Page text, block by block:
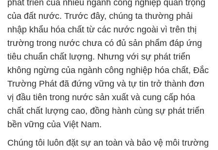
phát triển của nhiều ngành công nghiệp quan trọng
của đất nước. Trước đây, chúng ta thường phải
nhập khẩu hóa chất từ các nước ngoài vì trên thị
trường trong nước chưa có đủ sản phẩm đáp ứng
tiêu chuẩn chất lượng. Nhưng với sự phát triển
không ngừng của ngành công nghiệp hóa chất, Đắc
Trường Phát đã đứng vững và tự tin trở thành đơn
vị đầu tiên trong nước sản xuất và cung cấp hóa
chất chất lượng cao, đồng hành cùng sự phát triển
bền vững của Việt Nam.
Chúng tôi luôn đặt sự an toàn và bảo vệ môi trường